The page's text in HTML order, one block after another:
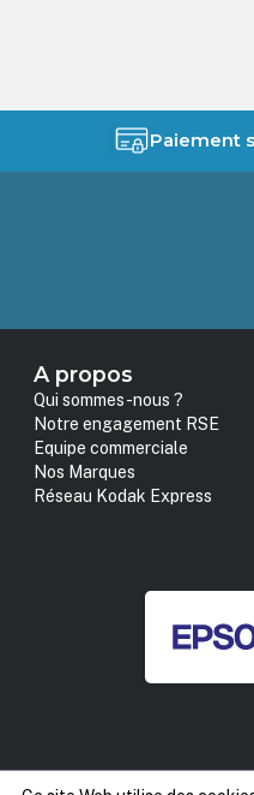
Paiement
A propos
Qui sommes-nous ?
Notre engagement RSE
Equipe commerciale
Nos Marques
Réseau Kodak Express